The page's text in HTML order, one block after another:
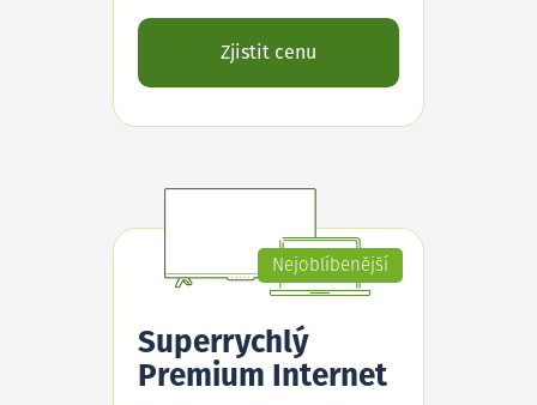
Zjistit cenu
Nejoblíbenější
Superrychlý
Premium Internet